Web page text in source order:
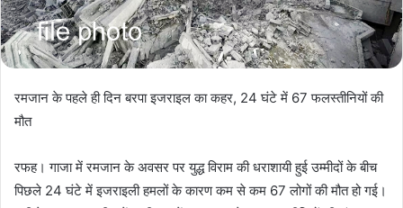
रमजान के पहले ही दिन बरपा इजराइल का कहर, 24 घंटे में 67 फलस्तीनियों की
मौत
रफह। गाजा में रमजान के अवसर पर युद्ध विराम की धराशायी हुई उम्मीदों के बीच
पिछले 24 घंटे में इजराइली हमलों के कारण कम से कम 67 लोगों की मौत हो गई।